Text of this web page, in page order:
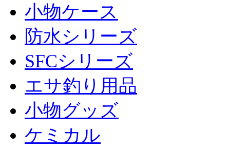
小物ケース
防水シリーズ
SFCシリーズ
エサ釣り用品
小物グッズ
ケミカル